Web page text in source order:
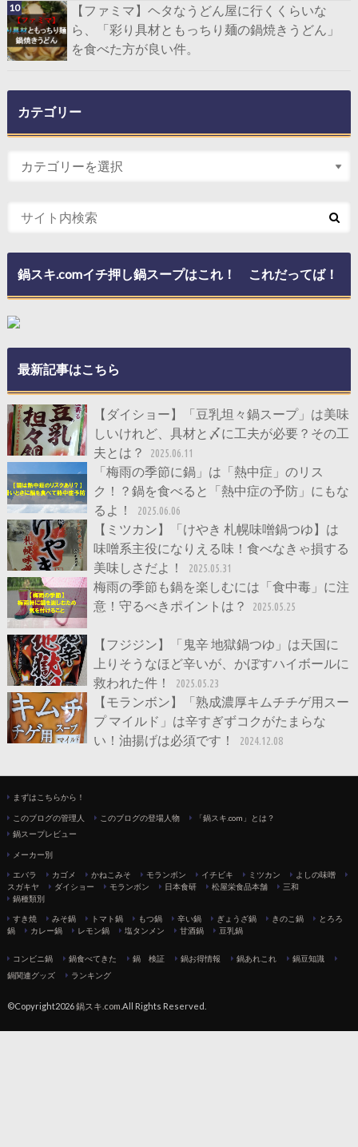
【ファミマ】ヘタなうどん屋に行くくらいな
ら、「彩り具材ともっちり麺の鍋焼きうどん」
を食べた方が良い件。
カテゴリー
鍋スキ.comイチ押し鍋スープはこれ！ これだってば！
最新記事はこちら
【ダイショー】「豆乳坦々鍋スープ」は美味
しいけれど、具材と〆に工夫が必要？その工
夫とは？
2025.06.11
「梅雨の季節に鍋」は「熱中症」のリス
ク！？鍋を食べると「熱中症の予防」にもな
るよ！
2025.06.06
【ミツカン】「けやき 札幌味噌鍋つゆ】は
味噌系主役になりえる味！食べなきゃ損する
美味しさだよ！
2025.05.31
梅雨の季節も鍋を楽しむには「食中毒」に注
意！守るべきポイントは？
2025.05.25
【フジジン】「鬼辛 地獄鍋つゆ」は天国に
上りそうなほど辛いが、かぼすハイボールに
救われた件！
2025.05.23
【モランボン】「熟成濃厚キムチチゲ用スー
プ マイルド」は辛すぎずコクがたまらな
い！油揚げは必須です！
2024.12.08
まずはこちらから！
このブログの管理人 このブログの登場人物
「鍋スキ.com」とは？
鍋スープレビュー
メーカー別
エバラ カゴメ かねこみそ モランボン イチビキ ミツカン
よしの味噌
スガキヤ
ダイショー モランボン 日本食研 松屋栄食品本舗
三和
鍋種類別
すき焼 みそ鍋 トマト鍋 もつ鍋 辛い鍋 ぎょうざ鍋 きのこ鍋
とろろ
鍋
カレー鍋 レモン鍋 塩タンメン 甘酒鍋 豆乳鍋
コンビニ鍋 鍋食べてきた 鍋 検証 鍋お得情報 鍋あれこれ
鍋豆知識
鍋関連グッズ
ランキング
©Copyright2026鍋スキ.com .All Rights Reserved.